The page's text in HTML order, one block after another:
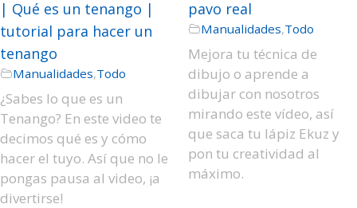
| Qué es un tenango |
tutorial para hacer un
tenango
Manualidades,Todo
¿Sabes lo que es un
Tenango? En este video te
decimos qué es y cómo
hacer el tuyo. Así que no le
pongas pausa al video, ¡a
divertirse!
pavo real
Manualidades,Todo
Mejora tu técnica de
dibujo o aprende a
dibujar con nosotros
mirando este vídeo, así
que saca tu lápiz Ekuz y
pon tu creatividad al
máximo.